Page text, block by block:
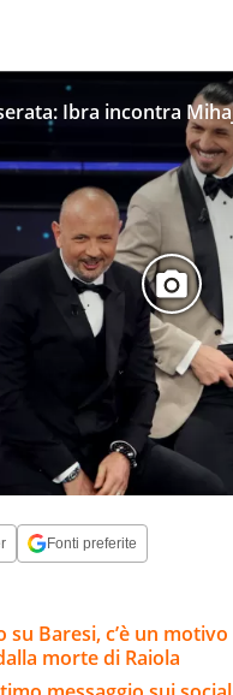
Ibra incontra
Fonti preferite
Baresi, c’è un
morte di Raiola